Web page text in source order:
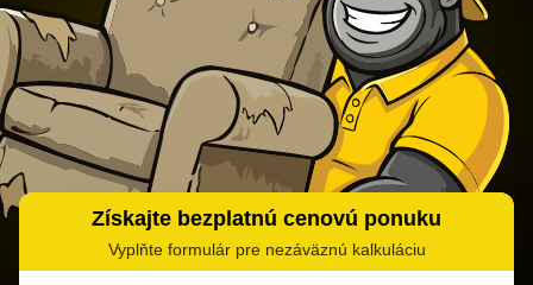
Získajte bezplatnú cenovú ponuku
Vyplňte formulár pre nezáväznú kalkuláciu